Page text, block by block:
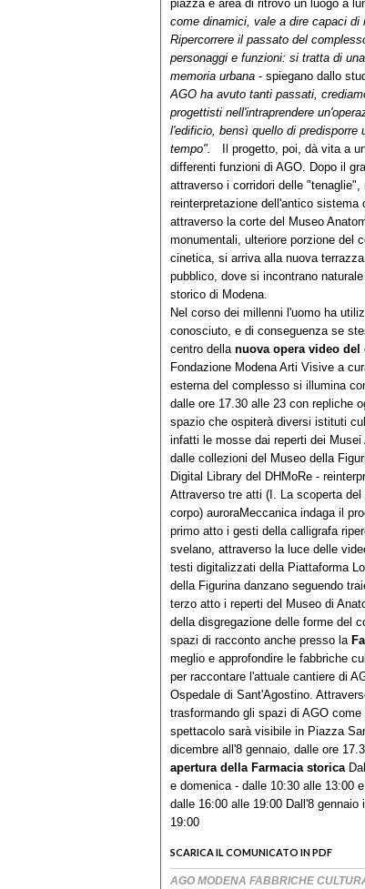
piazza e area di ritrovo un luogo a
come dinamici, vale a dire capaci di
Ripercorrere il passato del
personaggi e funzioni: si tratta di
memoria urbana - spiegano dallo
AGO ha avuto tanti passati,
progettisti nell'intraprendere
l'edificio, bensì quello di predisporre
tempo".
Il progetto, poi, dà vita a
differenti funzioni di AGO. Dopo il
attraverso i corridori delle
reinterpretazione dell'antico
attraverso la corte del Museo
monumentali, ulteriore porzione del
cinetica, si arriva alla nuova
pubblico, dove si incontrano
storico di Modena.
Nel corso dei millenni l'uomo ha
conosciuto, e di conseguenza se
centro della nuova opera video
Fondazione Modena Arti Visive a
esterna del complesso si illumina
dalle ore 17.30 alle 23 con repliche
spazio che ospiterà diversi istituti
infatti le mosse dai reperti dei
dalle collezioni del Museo della
Digital Library del DHMoRe -
Attraverso tre atti (I. La scoperta
corpo) auroraMeccanica indaga il
primo atto i gesti della calligrafa
svelano, attraverso la luce delle
testi digitalizzati della Piattaforma
della Figurina danzano seguendo
terzo atto i reperti del Museo di
della disgregazione delle forme del
spazi di racconto anche presso la
meglio e approfondire le fabbriche
per raccontare l'attuale cantiere di
Ospedale di Sant'Agostino.
trasformando gli spazi di AGO
spettacolo sarà visibile in Piazza
dicembre all'8 gennaio, dalle ore
apertura della Farmacia storica
e domenica - dalle 10:30 alle 13:00
dalle 16:00 alle 19:00 Dall'8
19:00
SCARICA IL COMUNICATO IN PDF
AGO MODENA FABBRICHE